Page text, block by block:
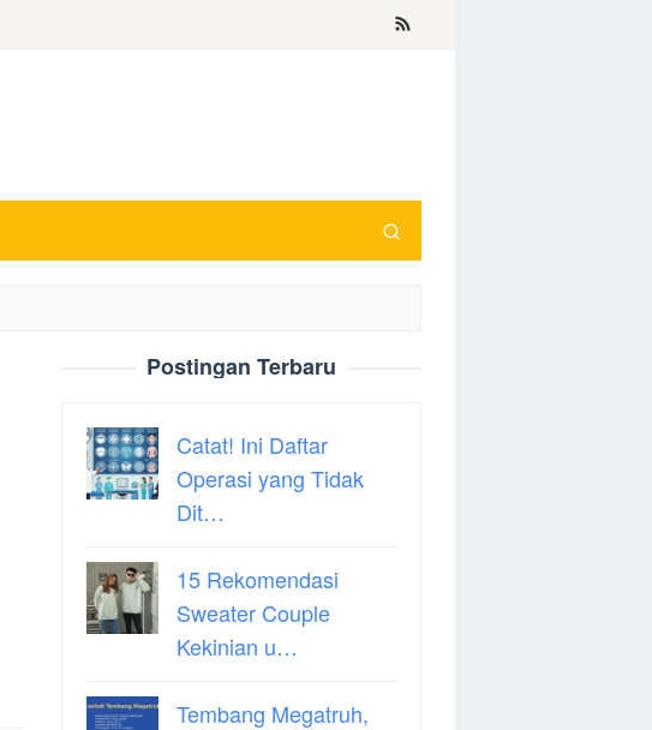
Postingan Terbaru
Catat! Ini Daftar
Operasi yang Tidak
Dit…
15 Rekomendasi
Sweater Couple
Kekinian u…
Tembang Megatruh,